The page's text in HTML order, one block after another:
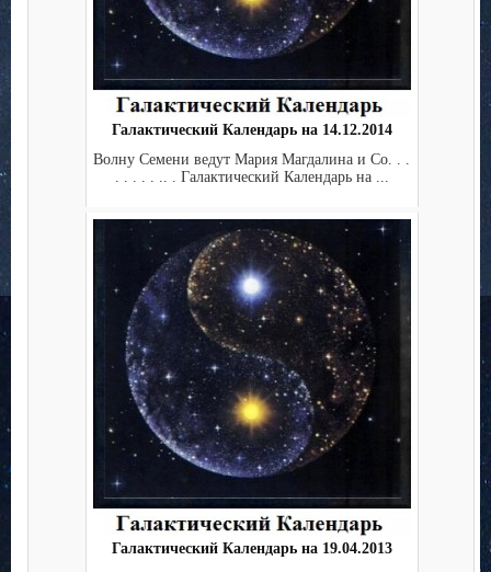
Галактический Календарь на 14.12.2014
Волну Семени ведут Мария Магдалина и Co. . .
. . . . . .. . Галактический Календарь на ...
Галактический Календарь на 19.04.2013